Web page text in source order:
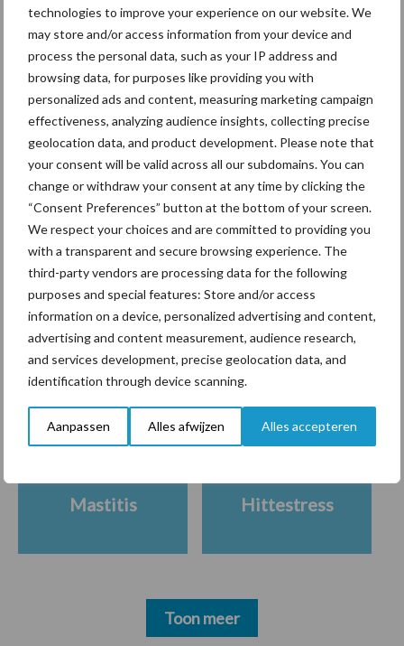
technologies to improve your experience on our website. We
may store and/or access information from your device and
process the personal data, such as your IP address and
browsing data, for purposes like providing you with
personalized ads and content, measuring marketing campaign
effectiveness, analyzing audience insights, collecting precise
geolocation data, and product development. Please note that
your consent will be valid across all our subdomains. You can
change or withdraw your consent at any time by clicking the
“Consent Preferences” button at the bottom of your screen.
We respect your choices and are committed to providing you
with a transparent and secure browsing experience. The
third-party vendors are processing data for the following
purposes and special features: Store and/or access
information on a device, personalized advertising and content,
advertising and content measurement, audience research,
and services development, precise geolocation data, and
identification through device scanning.
Aanpassen Alles afwijzen Alles accepteren
krimpende Nederlandse
markt
Tien praktische tips voor
een langere levensduur
“Vraag naar praktische
hygieneoplossingen is in
Polen groter dan ooit”
Themapagina's
Mastitis Hittestress
Toon meer